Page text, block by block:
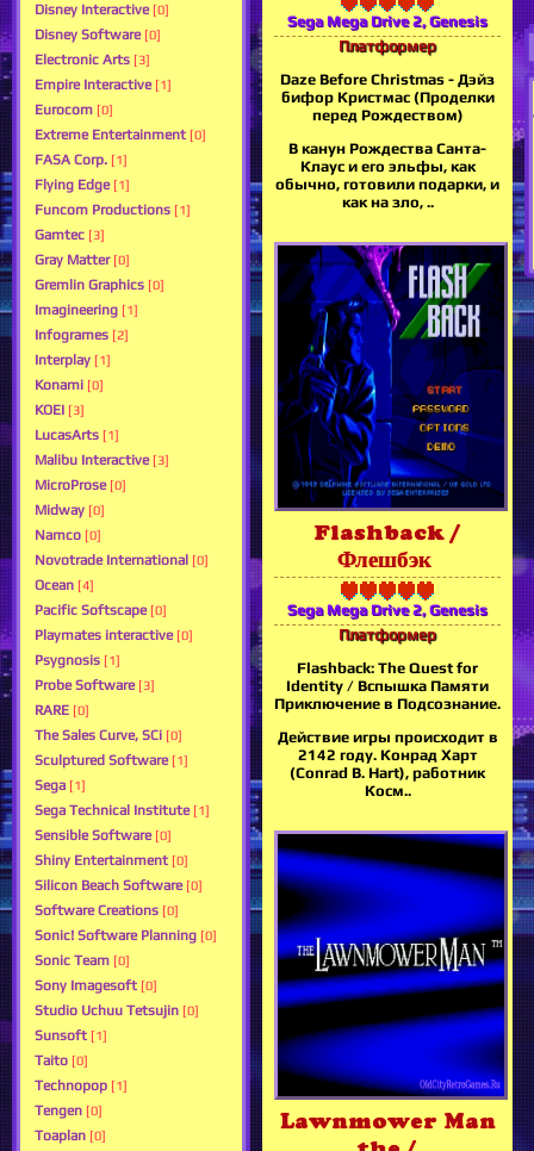
Disney Interactive [0]
Disney Software [0]
Electronic Arts [3]
Empire Interactive [1]
Eurocom [0]
Extreme Entertainment [0]
FASA Corp. [1]
Flying Edge [1]
Funcom Productions [1]
Gamtec [3]
Gray Matter [0]
Gremlin Graphics [0]
Imagineering [1]
Infogrames [2]
Interplay [1]
Konami [0]
KOEI [3]
LucasArts [1]
Malibu Interactive [3]
MicroProse [0]
Midway [0]
Namco [0]
Novotrade International [0]
Ocean [4]
Pacific Softscape [0]
Playmates interactive [0]
Psygnosis [1]
Probe Software [3]
RARE [0]
The Sales Curve, SCi [0]
Sculptured Software [1]
Sega [1]
Sega Technical Institute [1]
Sensible Software [0]
Shiny Entertainment [0]
Silicon Beach Software [0]
Software Creations [0]
Sonic! Software Planning [0]
Sonic Team [0]
Sony Imagesoft [0]
Studio Uchuu Tetsujin [0]
Sunsoft [1]
Taito [0]
Technopop [1]
Tengen [0]
Toaplan [0]
Sega Mega Drive 2, Genesis
Платформер
Daze Before Christmas - Дэйз
бифор Кристмас (Проделки
перед Рождеством)
В канун Рождества Санта-
Клаус и его эльфы, как
обычно, готовили подарки, и
как на зло, ..
Flashback /
Флешбэк
Sega Mega Drive 2, Genesis
Платформер
Flashback: The Quest for
Identity / Вспышка Памяти
Приключение в Подсознание.
Действие игры происходит в
2142 году. Конрад Харт
(Conrad B. Hart), работник
Косм..
Lawnmower Man